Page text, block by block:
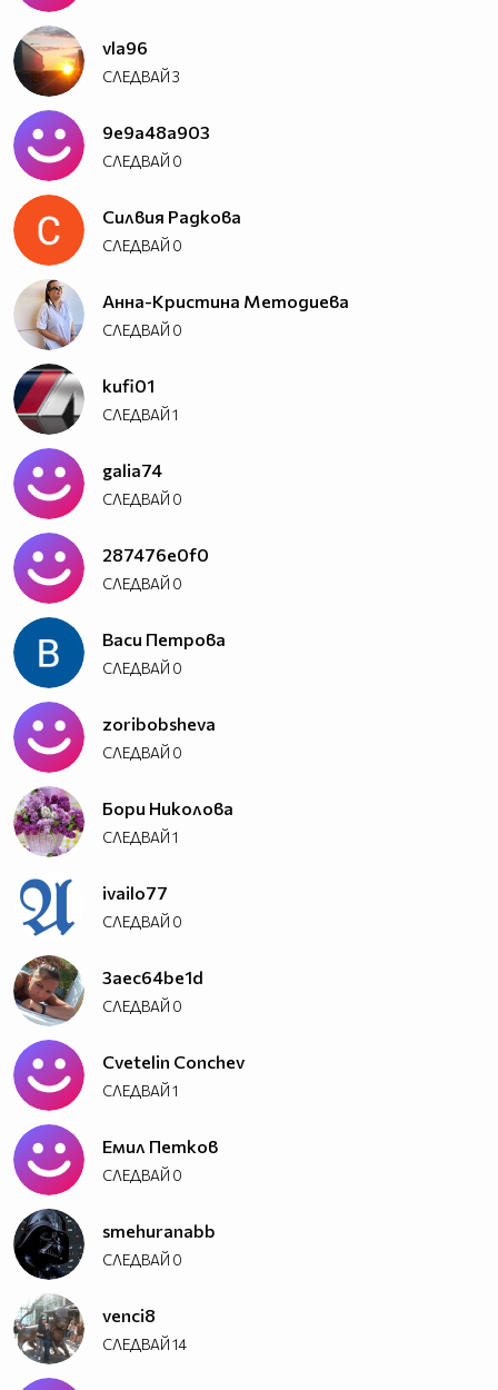
vla96
СЛЕДВАЙ3
9e9a48a903
СЛЕДВАЙ 0
Силвия Радкова
СЛЕДВАЙ 0
Анна-Кристина Методиева
СЛЕДВАЙ 0
kufi01
СЛЕДВАЙ1
galia74
СЛЕДВАЙ 0
287476e0f0
СЛЕДВАЙ 0
Васи Петрова
СЛЕДВАЙ 0
zoribobsheva
СЛЕДВАЙ 0
Бори Николова
СЛЕДВАЙ1
ivailo77
СЛЕДВАЙ 0
3aec64be1d
СЛЕДВАЙ 0
Cvetelin Conchev
СЛЕДВАЙ1
Емил Петков
СЛЕДВАЙ 0
smehuranabb
СЛЕДВАЙ 0
venci8
СЛЕДВАЙ14